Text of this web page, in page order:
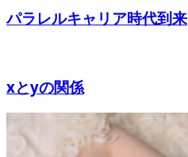
パラレルキャリア時代到来
xとyの関係